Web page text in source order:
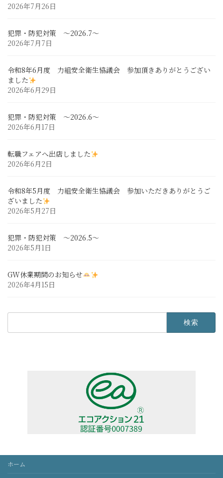
2026年7月26日
犯罪・防犯対策 ～2026.7～
2026年7月7日
令和8年6月度 力組安全衛生協議会 参加頂きありがとうござい
ました
2026年6月29日
犯罪・防犯対策 ～2026.6～
2026年6月17日
転職フェアへ出店しました
2026年6月2日
令和8年5月度 力組安全衛生協議会 参加いただきありがとうご
ざいました
2026年5月27日
犯罪・防犯対策 ～2026.5～
2026年5月1日
GW休業期間のお知らせ
2026年4月15日
ホーム